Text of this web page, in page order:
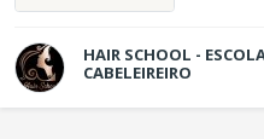
HAIR SCHOOL -
CABELEIREIRO